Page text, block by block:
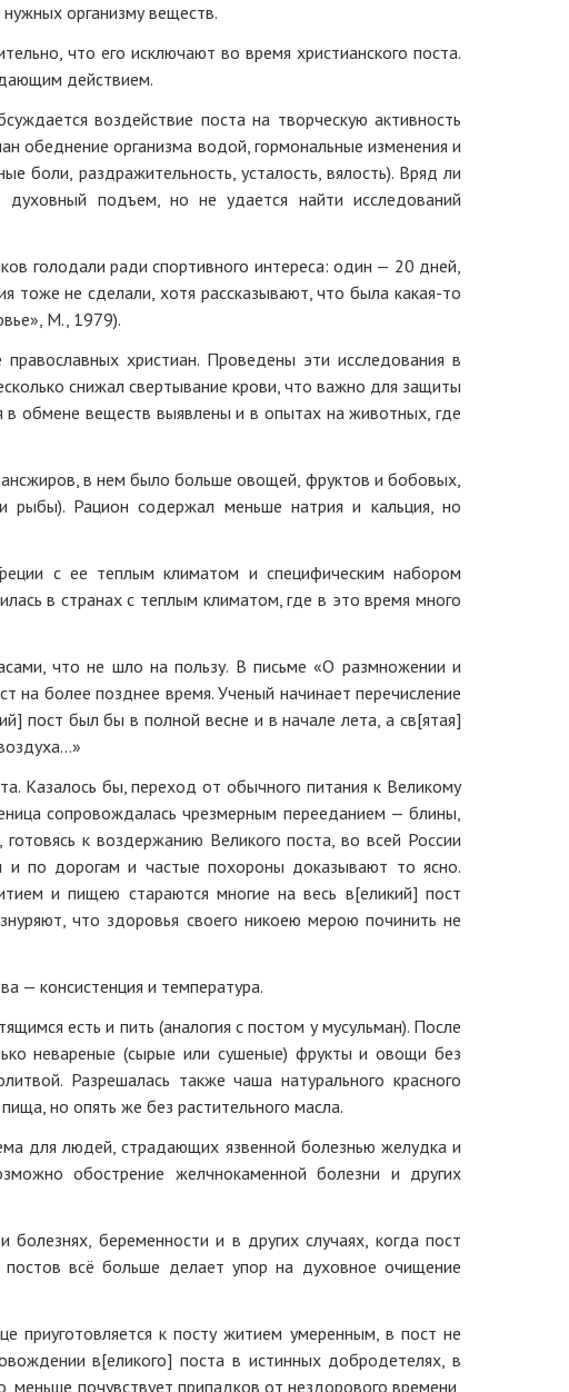
организму веществ.
что его исключают во время христианского поста.
действием.
воздействие поста на творческую активность
обеднение организма водой, гормональные изменения и
боли, раздражительность, усталость, вялость). Вряд ли
подъем, но не удается найти исследований
голодали ради спортивного интереса: один — 20 дней,
тоже не сделали, хотя рассказывают, что была какая-то
М., 1979).
христиан. Проведены эти исследования в
снижал свертывание крови, что важно для защиты
в обмене веществ выявлены и в опытах на животных, где
в нем было больше овощей, фруктов и бобовых,
Рацион содержал меньше натрия и кальция, но
с ее теплым климатом и специфическим набором
в странах с теплым климатом, где в это время много
что не шло на пользу. В письме «О размножении и
на более позднее время. Ученый начинает перечисление
пост был бы в полной весне и в начале лета, а св[ятая]
Казалось бы, переход от обычного питания к Великому
сопровождалась чрезмерным перееданием — блины,
к воздержанию Великого поста, во всей России
и по дорогам и частые похороны доказывают то ясно.
и пищею стараются многие на весь в[еликий] пост
что здоровья своего никоею мерою починить не
— консистенция и температура.
есть и пить (аналогия с постом у мусульман). После
невареные (сырые или сушеные) фрукты и овощи без
Разрешалась также чаша натурального красного
но опять же без растительного масла.
для людей, страдающих язвенной болезнью желудка и
обострение желчнокаменной болезни и других
беременности и в других случаях, когда пост
всё больше делает упор на духовное очищение
к посту житием умеренным, в пост не
в[еликого] поста в истинных добродетелях, в
почувствует припадков от нездорового времени,